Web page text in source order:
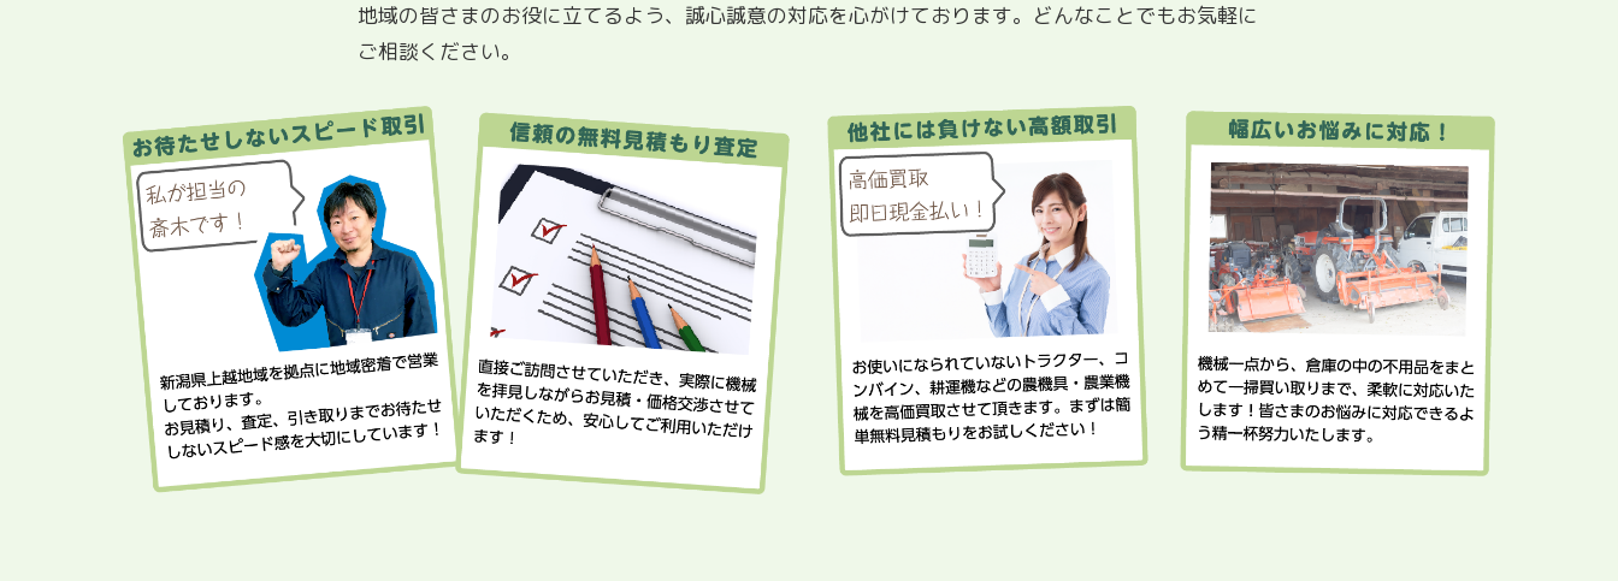
地域の皆さまのお役に立てるよう、誠心誠意の対応を心がけております。どんなことでもお気軽に
ご相談ください。